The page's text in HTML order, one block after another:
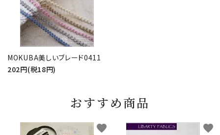
MOKUBA美しいブレード0411
202円(税18円)
おすすめ商品
favorite favorite